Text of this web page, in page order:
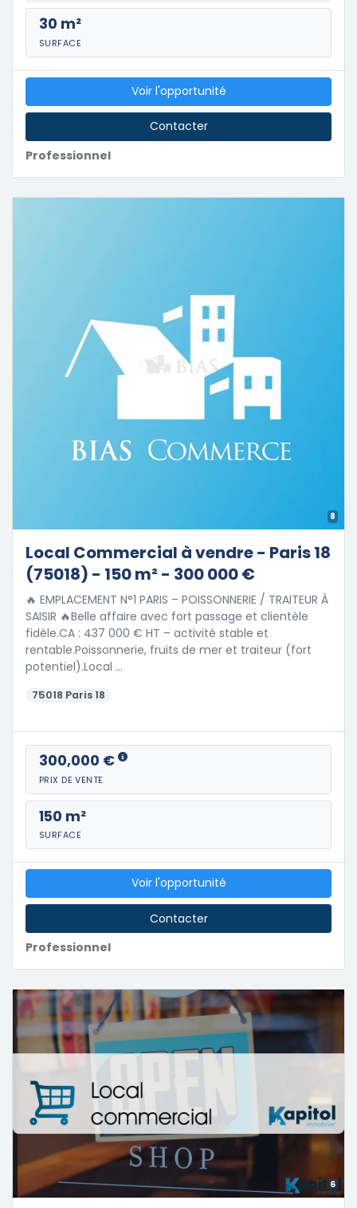
30 m²
SURFACE
Professionnel
Voir l'opportunité
Contacter
8
Local Commercial à vendre - Paris 18
(75018) - 150 m² - 300 000 €
🔥 EMPLACEMENT N°1 PARIS – POISSONNERIE / TRAITEUR À
SAISIR 🔥Belle affaire avec fort passage et clientèle
fidèle.CA : 437 000 € HT – activité stable et
rentable.Poissonnerie, fruits de mer et traiteur (fort
potentiel).Local …
75018 Paris 18
300,000 €
PRIX DE VENTE
150 m²
SURFACE
Professionnel
Voir l'opportunité
Contacter
6